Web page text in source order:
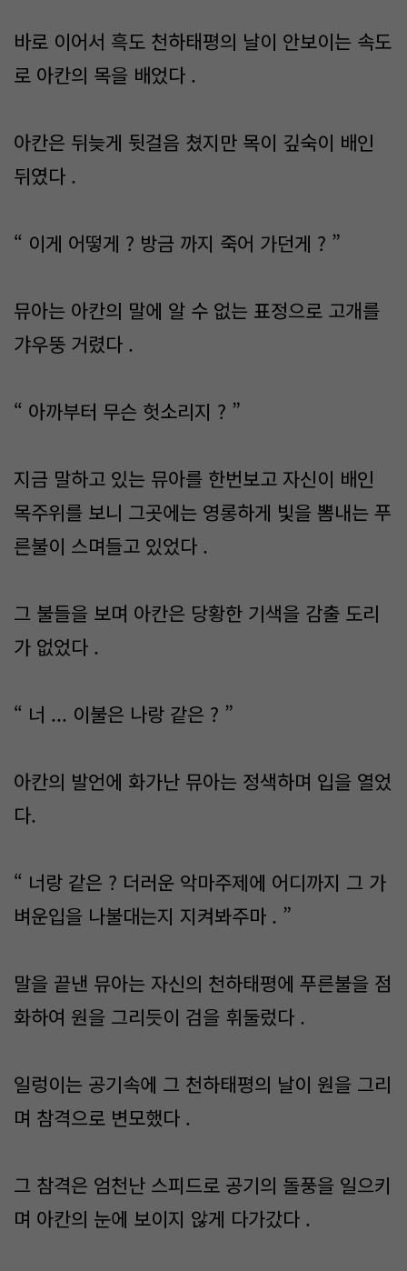
바로 이어서 흑도 천하태평의 날이 안보이는 속도
로 아칸의 목을 배었다 .
아칸은 뒤늦게 뒷걸음 쳤지만 목이 깊숙이 배인
뒤였다 .
“ 이게 어떻게 ? 방금 까지 죽어 가던게 ? ”
뮤아는 아칸의 말에 알 수 없는 표정으로 고개를
갸우뚱 거렸다 .
“ 아까부터 무슨 헛소리지 ? ”
지금 말하고 있는 뮤아를 한번보고 자신이 배인
목주위를 보니 그곳에는 영롱하게 빛을 뽐내는 푸
른불이 스며들고 있었다 .
그 불들을 보며 아칸은 당황한 기색을 감출 도리
가 없었다 .
“ 너 ... 이불은 나랑 같은 ? ”
아칸의 발언에 화가난 뮤아는 정색하며 입을 열었
다.
“ 너랑 같은 ? 더러운 악마주제에 어디까지 그 가
벼운입을 나불대는지 지켜봐주마 . ”
말을 끝낸 뮤아는 자신의 천하태평에 푸른불을 점
화하여 원을 그리듯이 검을 휘둘렀다 .
일렁이는 공기속에 그 천하태평의 날이 원을 그리
며 참격으로 변모했다 .
그 참격은 엄천난 스피드로 공기의 돌풍을 일으키
며 아칸의 눈에 보이지 않게 다가갔다 .